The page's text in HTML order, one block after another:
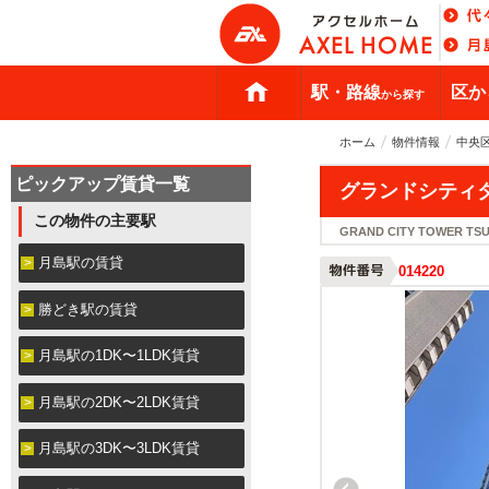
駅・路線から探す 区
ホーム 物件情報 中央
グランドシティ
GRAND CITY TOWER
014220
ピックアップ賃貸一覧
この物件の主要駅
月島駅の賃貸
勝どき駅の賃貸
月島駅の1DK〜1LDK賃貸
月島駅の2DK〜2LDK賃貸
月島駅の3DK〜3LDK賃貸